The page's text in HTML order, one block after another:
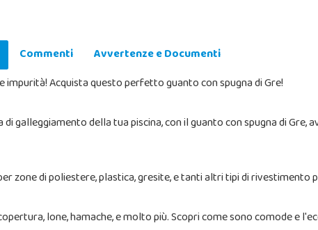
Commenti
Avvertenze e Documenti
Acquista questo perfetto guanto con spugna di Gre!
galleggiamento della tua piscina, con il guanto con spugna di Gre,
zone di poliestere, plastica, gresite, e tanti altri tipi di rivestimento
lone, hamache, e molto più. Scopri come sono comode e